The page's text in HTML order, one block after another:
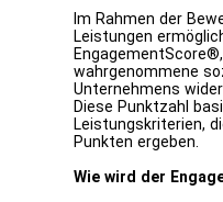
Im Rahmen der
Leistungen
wahrgenommene
Unternehmens
Diese Punktzahl
Leistungskriterien,
Punkten ergeben.
Wie wird der